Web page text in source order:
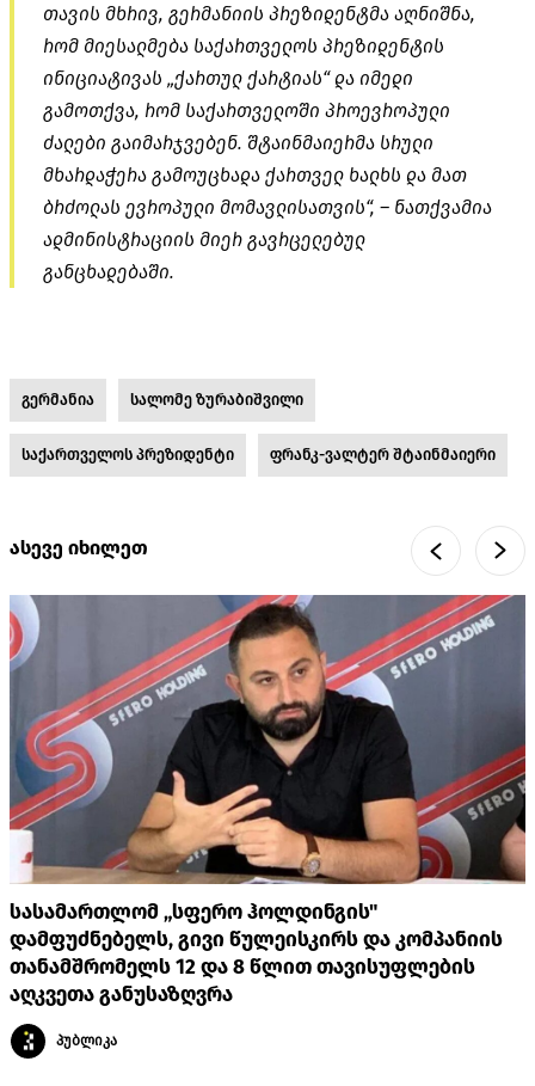
თავის მხრივ, გერმანიის პრეზიდენტმა აღნიშნა,
რომ მიესალმება საქართველოს პრეზიდენტის
ინიციატივას „ქართულ ქარტიას“ და იმედი
გამოთქვა, რომ საქართველოში პროევროპული
ძალები გაიმარჯვებენ. შტაინმაიერმა სრული
მხარდაჭერა გამოუცხადა ქართველ ხალხს და მათ
ბრძოლას ევროპული მომავლისათვის“, – ნათქვამია
ადმინისტრაციის მიერ გავრცელებულ
განცხადებაში.
გერმანია სალომე ზურაბიშვილი
საქართველოს პრეზიდენტი ფრანკ-ვალტერ შტაინმაიერი
ასევე იხილეთ
სასამართლომ „სფერო ჰოლდინგის"
დამფუძნებელს, გივი წულეისკირს და კომპანიის
თანამშრომელს 12 და 8 წლით თავისუფლების
აღკვეთა განუსაზღვრა
პუბლიკა